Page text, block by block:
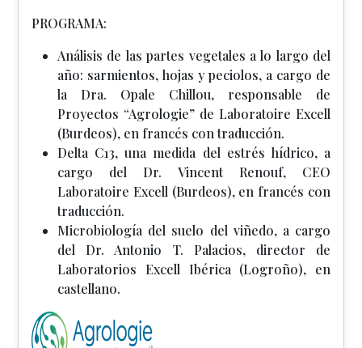
PROGRAMA:
Análisis de las partes vegetales a lo largo del
año: sarmientos, hojas y peciolos, a cargo de
la Dra. Opale Chillou, responsable de
Proyectos “Agrologie” de Laboratoire Excell
(Burdeos), en francés con traducción.
Delta C13, una medida del estrés hídrico, a
cargo del Dr. Vincent Renouf, CEO
Laboratoire Excell (Burdeos), en francés con
traducción.
Microbiología del suelo del viñedo, a cargo
del Dr. Antonio T. Palacios, director de
Laboratorios Excell Ibérica (Logroño), en
castellano.